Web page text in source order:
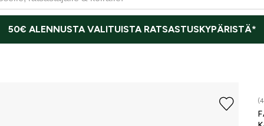
50€ ALENNUSTA VALITUISTA RATSASTUSKYPÄRISTÄ*